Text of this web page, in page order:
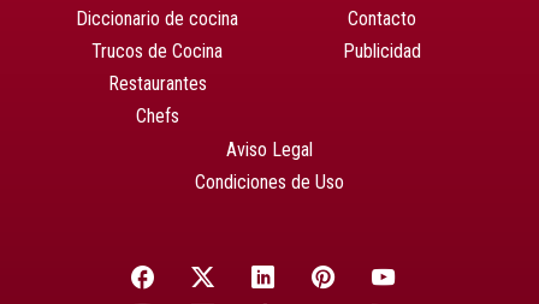
Diccionario de cocina
Trucos de Cocina
Restaurantes
Chefs
Contacto
Publicidad
Aviso Legal
Condiciones de Uso